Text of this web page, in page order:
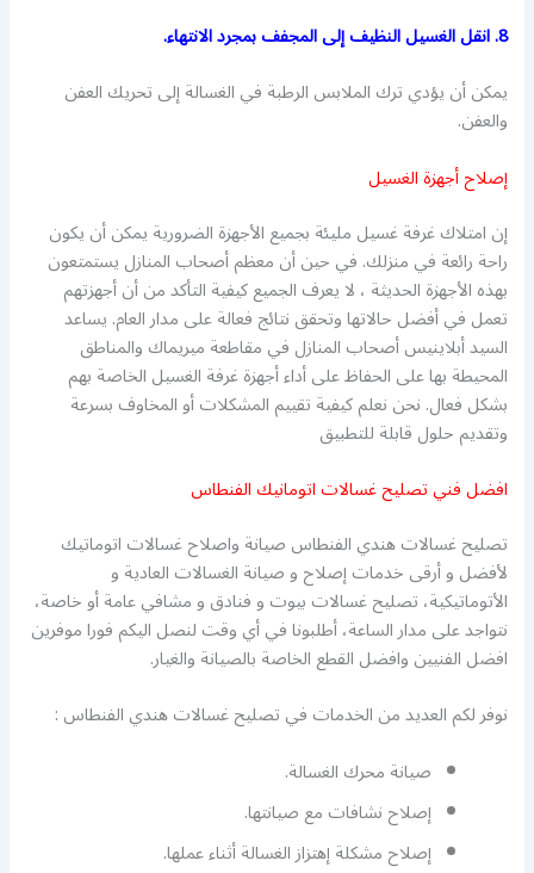
8. انقل الغسيل النظيف إلى المجفف بمجرد الانتهاء.
يمكن أن يؤدي ترك الملابس الرطبة في الغسالة إلى تحريك العفن
والعفن.
إصلاح أجهزة الغسيل
إن امتلاك غرفة غسيل مليئة بجميع الأجهزة الضرورية يمكن أن يكون
راحة رائعة في منزلك. في حين أن معظم أصحاب المنازل يستمتعون
بهذه الأجهزة الحديثة ، لا يعرف الجميع كيفية التأكد من أن أجهزتهم
تعمل في أفضل حالاتها وتحقق نتائج فعالة على مدار العام. يساعد
السيد أبلاينيس أصحاب المنازل في مقاطعة ميريماك والمناطق
المحيطة بها على الحفاظ على أداء أجهزة غرفة الغسيل الخاصة بهم
بشكل فعال. نحن نعلم كيفية تقييم المشكلات أو المخاوف بسرعة
وتقديم حلول قابلة للتطبيق
افضل فني تصليح غسالات اتومانيك الفنطاس
تصليح غسالات هندي الفنطاس صيانة واصلاح غسالات اتوماتيك
لأفضل و أرقى خدمات إصلاح و صيانة الغسالات العادية و
الأتوماتيكية، تصليح غسالات بيوت و فنادق و مشافي عامة أو خاصة،
نتواجد على مدار الساعة، أطلبونا في أي وقت لنصل اليكم فورا موفرين
افضل الفنيين وافضل القطع الخاصة بالصيانة والغيار.
نوفر لكم العديد من الخدمات في تصليح غسالات هندي الفنطاس :
صيانة محرك الغسالة.
إصلاح نشافات مع صيانتها.
إصلاح مشكلة إهتزاز الغسالة أثناء عملها.